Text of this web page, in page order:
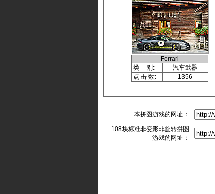
Ferrari
类 别:
汽车武器
点 击 数:
1356
本拼图游戏的网址：
108块标准非变形非旋转拼图
游戏的网址：